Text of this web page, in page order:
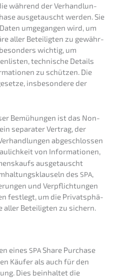
während der Verhand­lun­
ausge­tauscht werden. Sie
umgegan­gen wird, um
aller Betei­lig­ten zu gewähr­
wichtig, um
techni­sche Details
zu schüt­zen. Die
insbe­son­de­re der
Bemühun­gen ist das Non-
separa­ter Vertrag, der
abgeschlos­sen
von Infor­ma­tio­nen,
ausge­tauscht
des SPA,
und Verpflich­tun­gen
festlegt, um die Privat­sphä­
aller Betei­lig­ten zu sichern.
eines SPA Share Purcha­se
Käufer als auch für den
Dies beinhal­tet die